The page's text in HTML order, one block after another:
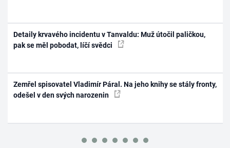
Detaily krvavého incidentu v Tanvaldu: Muž útočil paličkou,
pak se měl pobodat, líčí svědci
Zemřel spisovatel Vladimír Páral. Na jeho knihy se stály fronty,
odešel v den svých narozenin